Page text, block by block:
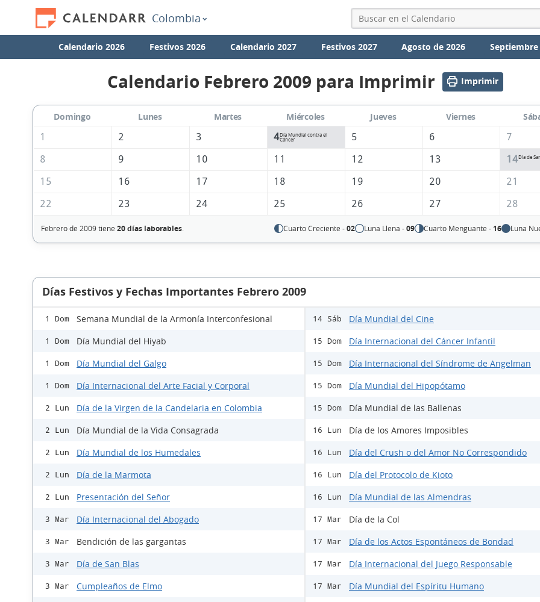
Colombia
Calendario 2026 Festivos 2026 Calendario 2027 Festivos 2027 Agosto de 2026 Septiembre
Calendario Febrero 2009 para Imprimir Imprimir
Domingo Lunes Martes Miércoles Jueves Viernes
1
2 3 4Día Mundial contra el
Cáncer
5 6
7
8
9 10 11 12 13 14Día de
15 16 17 18 19 20
21
22
23 24 25 26 27 28
Febrero de 2009 tiene 20 días laborables. Cuarto Creciente -02 Luna Llena -09 Cuarto Menguante - 16 Luna
Días Festivos y Fechas Importantes Febrero 2009
1 Dom Semana Mundial de la Armonía Interconfesional
1 Dom Día Mundial del Hiyab
1 Dom Día Mundial del Galgo
1 Dom Día Internacional del Arte Facial y Corporal
2 Lun Día de la Virgen de la Candelaria en Colombia
2 Lun Día Mundial de la Vida Consagrada
2 Lun Día Mundial de los Humedales
2 Lun Día de la Marmota
2 Lun Presentación del Señor
3 Mar Día Internacional del Abogado
3 Mar Bendición de las gargantas
3 Mar Día de San Blas
3 Mar Cumpleaños de Elmo
14 Sáb Día Mundial del Cine
15 Dom Día Internacional del Cáncer Infantil
15 Dom Día Internacional del Síndrome de Angelman
15 Dom Día Mundial del Hipopótamo
15 Dom Día Mundial de las Ballenas
16 Lun Día de los Amores Imposibles
16 Lun Día del Crush o del Amor No Correspondido
16 Lun Día del Protocolo de Kioto
16 Lun Día Mundial de las Almendras
17 Mar Día de la Col
17 Mar Día de los Actos Espontáneos de Bondad
17 Mar Día Internacional del Juego Responsable
17 Mar Día Mundial del Espíritu Humano